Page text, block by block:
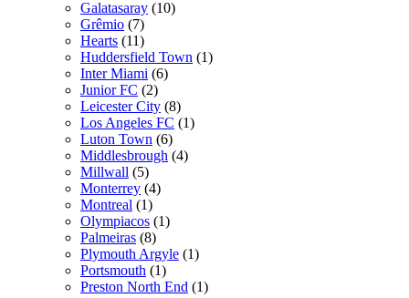
Galatasaray (10)
Grêmio (7)
Hearts (11)
Huddersfield Town (1)
Inter Miami (6)
Junior FC (2)
Leicester City (8)
Los Angeles FC (1)
Luton Town (6)
Middlesbrough (4)
Millwall (5)
Monterrey (4)
Montreal (1)
Olympiacos (1)
Palmeiras (8)
Plymouth Argyle (1)
Portsmouth (1)
Preston North End (1)